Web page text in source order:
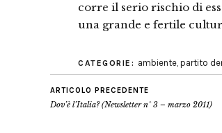
corre il serio rischio di
una grande e fertile
CATEGORIE: ambiente, partito
ARTICOLO PRECEDENTE
Dov’è l’Italia? (Newsletter n° 3 – marzo 2011)